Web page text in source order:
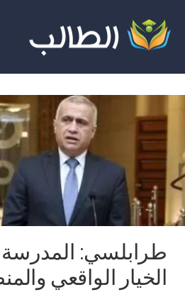
طرابلسي: المدرسة
الخيار الواقعي